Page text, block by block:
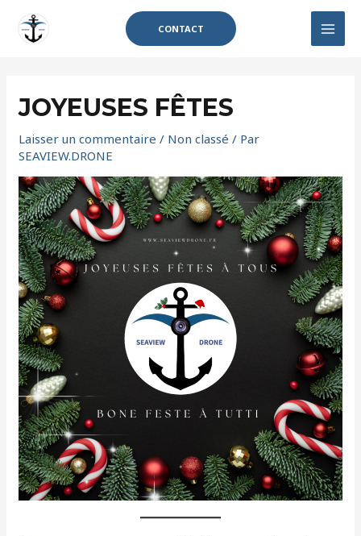
CONTACT
JOYEUSES FÊTES
Laisser un commentaire / Non classé / Par
SEAVIEW.DRONE